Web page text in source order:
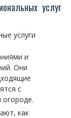
услуг
услуги
и
Они
с
как